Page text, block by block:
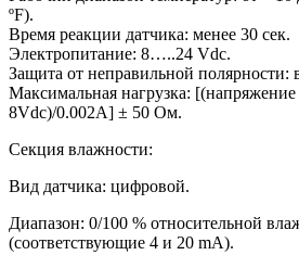
ºF).
Время реакции датчика: менее 30 сек.
Электропитание: 8…..24 Vdc.
Защита от неправильной полярности:
Максимальная нагрузка:
8Vdc)/0.002A] ± 50 Ом.
Секция влажности:
Вид датчика: цифровой.
Диапазон: 0/100 % относительной
(соответствующие 4 и 20 mA).